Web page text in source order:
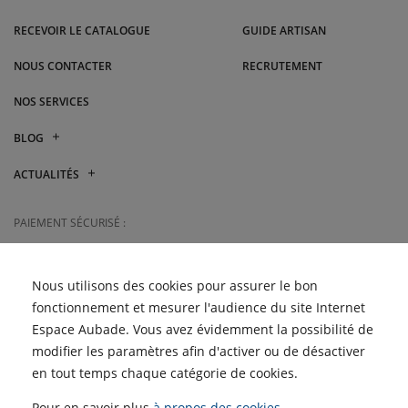
RECEVOIR LE CATALOGUE
NOUS CONTACTER
NOS SERVICES
BLOG
Mitsubishi Electric vs
Atlantic : quelle marque de
Quelle climatisation choisir
pour son logement ?
ACTUALITÉS
et du Carrelage sont de
retour !
Pagot-Savoie
GUIDE ARTISAN
RECRUTEMENT
PAIEMENT SÉCURISÉ :
ACCÈS PROFESSIONNELS :
SIMULATEUR D'AIDES
Nous utilisons des cookies pour assurer le bon
fonctionnement et mesurer l'audience du site Internet
Espace Aubade. Vous avez évidemment la possibilité de
modifier les paramètres afin d'activer ou de désactiver
en tout temps chaque catégorie de cookies.